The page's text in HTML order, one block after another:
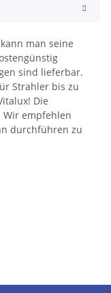
man seine
sind lieferbar.
Strahler bis zu
Die
empfehlen
durchführen zu